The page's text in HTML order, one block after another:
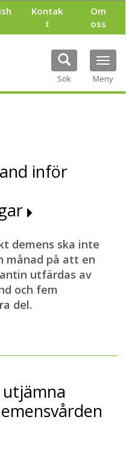
Kontak
t
Om
oss
Sök Meny
inför
demens ska inte
månad på att en
utfärdas av
och fem
del.
utjämna